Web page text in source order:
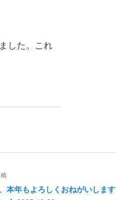
した。これ
本年もよろしくおねがいします